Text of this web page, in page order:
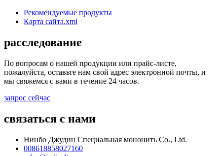
Рекомендуемые продукты
Карта сайта.xml
расследование
По вопросам о нашей продукции или прайс-листе,
пожалуйста, оставьте нам свой адрес электронной почты, и
мы свяжемся с вами в течение 24 часов.
запрос сейчас
связаться с нами
Нинбо Джудин Специальная мононить Co., Ltd.
008618858027160